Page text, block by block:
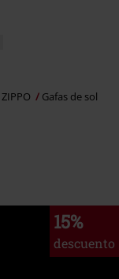
ZIPPO Gafas de sol
15%
descuento